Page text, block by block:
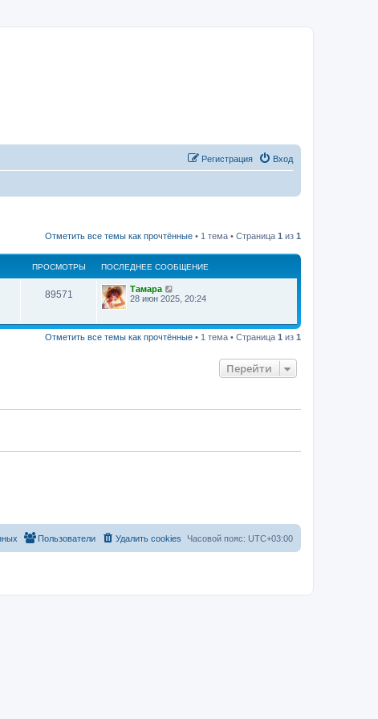
Вход
Регистрация
Отметить все темы как прочтённые • 1 тема • Страница 1 из 1
ПРОСМОТРЫ ПОСЛЕДНЕЕ СООБЩЕНИЕ
89571
Тамара
28 июн 2025, 20:24
Отметить все темы как прочтённые • 1 тема • Страница 1 из 1
Перейти
Часовой пояс: UTC+03:00
Удалить cookies
Пользователи